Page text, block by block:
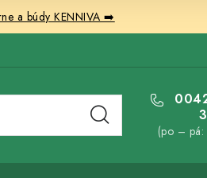
a búdy KENNIVA ➡️
(po –